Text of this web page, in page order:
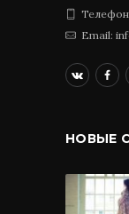
Email:
НОВЫЕ